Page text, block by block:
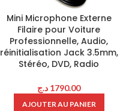
Mini Microphone Externe
Filaire pour Voiture
Professionnelle, Audio,
réinitialisation Jack 3.5mm,
Stéréo, DVD, Radio
1790.00 د.ج
AJOUTER AU PANIER